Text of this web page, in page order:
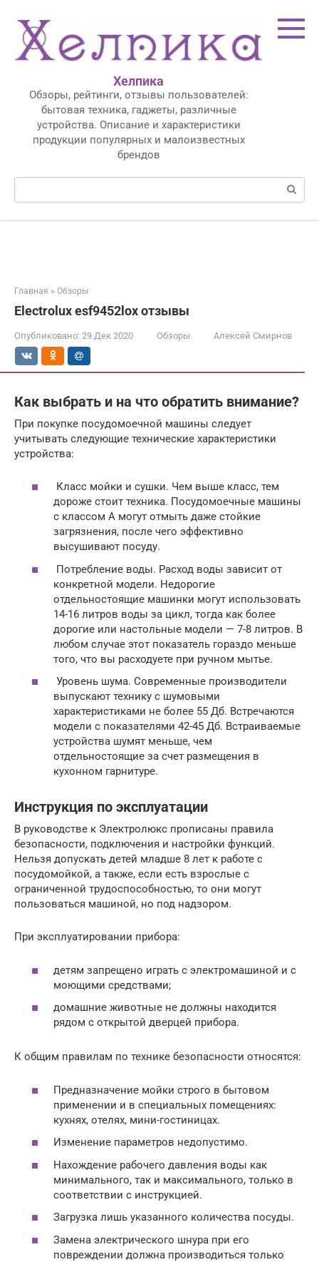
контенту
Хелпика
Обзоры, рейтинги, отзывы пользователей:
бытовая техника, гаджеты, различные
устройства. Описание и характеристики
продукции популярных и малоизвестных
брендов
Поиск:
Главная » Обзоры
Electrolux esf9452lox отзывы
Опубликовано: 29 Дек 2020 Обзоры Алексей Смирнов
Как выбрать и на что обратить внимание?
При покупке посудомоечной машины следует
учитывать следующие технические характеристики
устройства:
Класс мойки и сушки. Чем выше класс, тем
дороже стоит техника. Посудомоечные машины
с классом А могут отмыть даже стойкие
загрязнения, после чего эффективно
высушивают посуду.
Потребление воды. Расход воды зависит от
конкретной модели. Недорогие
отдельностоящие машинки могут использовать
14-16 литров воды за цикл, тогда как более
дорогие или настольные модели — 7-8 литров. В
любом случае этот показатель гораздо меньше
того, что вы расходуете при ручном мытье.
Уровень шума. Современные производители
выпускают технику с шумовыми
характеристиками не более 55 Дб. Встречаются
модели с показателями 42-45 Дб. Встраиваемые
устройства шумят меньше, чем
отдельностоящие за счет размещения в
кухонном гарнитуре.
Инструкция по эксплуатации
В руководстве к Электролюкс прописаны правила
безопасности, подключения и настройки функций.
Нельзя допускать детей младше 8 лет к работе с
посудомойкой, а также, если есть взрослые с
ограниченной трудоспособностью, то они могут
пользоваться машиной, но под надзором.
При эксплуатировании прибора:
детям запрещено играть с электромашиной и с
моющими средствами;
домашние животные не должны находится
рядом с открытой дверцей прибора.
К общим правилам по технике безопасности относятся:
Предназначение мойки строго в бытовом
применении и в специальных помещениях:
кухнях, отелях, мини-гостиницах.
Изменение параметров недопустимо.
Нахождение рабочего давления воды как
минимального, так и максимального, только в
соответствии с инструкцией.
Загрузка лишь указанного количества посуды.
Замена электрического шнура при его
повреждении должна производиться только